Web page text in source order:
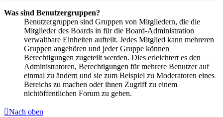
Was sind Benutzergruppen?
Benutzergruppen sind Gruppen von Mitgliedern, die die
Mitglieder des Boards in für die Board-Administration
verwaltbare Einheiten aufteilt. Jedes Mitglied kann mehreren
Gruppen angehören und jeder Gruppe können
Berechtigungen zugeteilt werden. Dies erleichtert es den
Administratoren, Berechtigungen für mehrere Benutzer auf
einmal zu ändern und sie zum Beispiel zu Moderatoren eines
Bereichs zu machen oder ihnen Zugriff zu einem
nichtöffentlichen Forum zu geben.
Nach oben